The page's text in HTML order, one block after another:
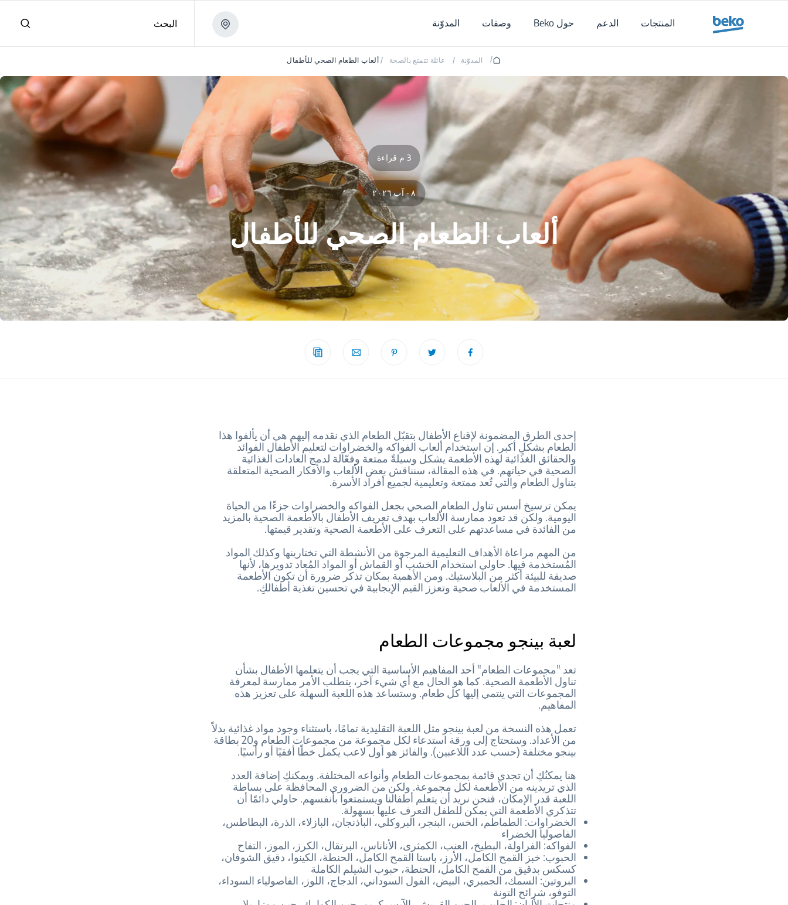
المنتجات
الدعم حول Beko وصفات المدوّنة البحث
/ المدوّنة / عائلة تتمتع بالصحة / ألعاب الطعام الصحي للأطفال
3 م قراءة
٠٨ آب ٢٠٢٦
ألعاب الطعام الصحي للأطفال
إحدى الطرق المضمونة لإقناع الأطفال بتقبّل الطعام الذي نقدمه إليهم هي أن يألفوا هذا
الطعام بشكلٍ أكبر. إن استخدام ألعاب الفواكه والخضراوات لتعليم الأطفال الفوائد
والحقائق الغذائية لهذه الأطعمة يشكل وسيلةً ممتعة وفعّالة لدمج العادات الغذائية
الصحية في حياتهم. في هذه المقالة، سنناقش بعض الألعاب والأفكار الصحية المتعلقة
بتناول الطعام والتي تُعد ممتعة وتعليمية لجميع أفراد الأسرة.
يمكن ترسيخ أسس تناول الطعام الصحي بجعل الفواكه والخضراوات جزءًا من الحياة
اليومية. ولكن قد تعود ممارسة الألعاب بهدف تعريف الأطفال بالأطعمة الصحية بالمزيد
من الفائدة في مساعدتهم على التعرف على الأطعمة الصحية وتقدير قيمتها.
من المهم مراعاة الأهداف التعليمية المرجوة من الأنشطة التي تختارينها وكذلك المواد
المُستخدمة فيها. حاولي استخدام الخشب أو القماش أو المواد المُعاد تدويرها، لأنها
صديقة للبيئة أكثر من البلاستيك. ومن الأهمية بمكان تذكر ضرورة أن تكون الأطعمة
المستخدمة في الألعاب صحية وتعزز القيم الإيجابية في تحسين تغذية أطفالكِ.
لعبة بينجو مجموعات الطعام
تعد "مجموعات الطعام" أحد المفاهيم الأساسية التي يجب أن يتعلمها الأطفال بشأن
تناول الأطعمة الصحية. كما هو الحال مع أي شيء آخر، يتطلب الأمر ممارسة لمعرفة
المجموعات التي ينتمي إليها كل طعام. وستساعد هذه اللعبة السهلة على تعزيز هذه
المفاهيم.
تعمل هذه النسخة من لعبة بينجو مثل اللعبة التقليدية تمامًا، باستثناء وجود مواد غذائية بدلاً
من الأعداد. وستحتاج إلى ورقة استدعاء لكل مجموعة من مجموعات الطعام و20 بطاقة
بينجو مختلفة (حسب عدد اللاعبين). والفائز هو أول لاعب يكمل خطًا أفقيًا أو رأسيًا.
هنا يمكنُكِ أن تجدي قائمة بمجموعات الطعام وأنواعه المختلفة. ويمكنكِ إضافة العدد
الذي تريدينه من الأطعمة لكل مجموعة. ولكن من الضروري المحافظة على بساطة
اللعبة قدر الإمكان، فنحن نريد أن يتعلم أطفالنا ويستمتعوا بأنفسهم. حاولي دائمًا أن
تتذكري الأطعمة التي يمكن للطفل التعرف عليها بسهولة.
الخضراوات: الطماطم، الخس، البنجر، البروكلي، الباذنجان، البازلاء، الذرة، البطاطس،
الفاصوليا الخضراء
الفواكه: الفراولة، البطيخ، العنب، الكمثرى، الأناناس، البرتقال، الكرز، الموز، التفاح
الحبوب: خبز القمح الكامل، الأرز، باستا القمح الكامل، الحنطة، الكينوا، دقيق الشوفان،
كسكس بدقيق من القمح الكامل، الحنطة، حبوب الشيلم الكاملة
البروتين: السمك، الجمبري، البيض، الفول السوداني، الدجاج، اللوز، الفاصولياء السوداء،
التوفو، شرائح التونة